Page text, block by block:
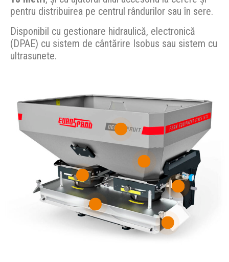
pentru distribuirea pe centrul rândurilor sau în sere.
Disponibil cu gestionare hidraulică, electronică
(DPAE) cu sistem de cântărire Isobus sau sistem cu
ultrasunete.
SENZORI CU ULTRASUNETE